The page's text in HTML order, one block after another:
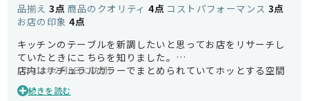
品揃え 3点 商品のクオリティ 4点 コストパフォーマンス 3点
お店の印象 4点
キッチンのテーブルを新調したいと思ってお店をリサーチし
ていたときにこちらを知りました。
店内はナチュラルカラーでまとめられていてホッとする空間
です。居心地が良くてついつい長居してしまいました。
同じように見えても1つ1つ木目や色が異なり、雰囲気が変わ
（2018年2月8日に訪問）
続きを読む